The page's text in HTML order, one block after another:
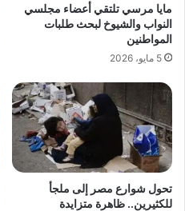
مايا مرسي تلتقي أعضاء مجلسي
النواب والشيوخ لبحث طلبات
المواطنين
5 مايو، 2026
تحول شوارع مصر إلى ملجأ
للكثيرين.. ظاهرة متزايدة